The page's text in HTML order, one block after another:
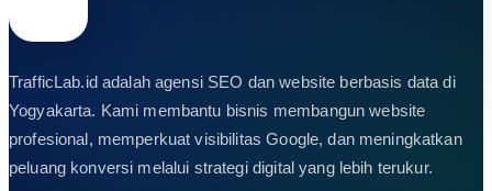
Portfolio
Artikel
Tentang Kami
Kontak
TrafficLab.id adalah agensi SEO dan website berbasis data di
Yogyakarta. Kami membantu bisnis membangun website
profesional, memperkuat visibilitas Google, dan meningkatkan
peluang konversi melalui strategi digital yang lebih terukur.